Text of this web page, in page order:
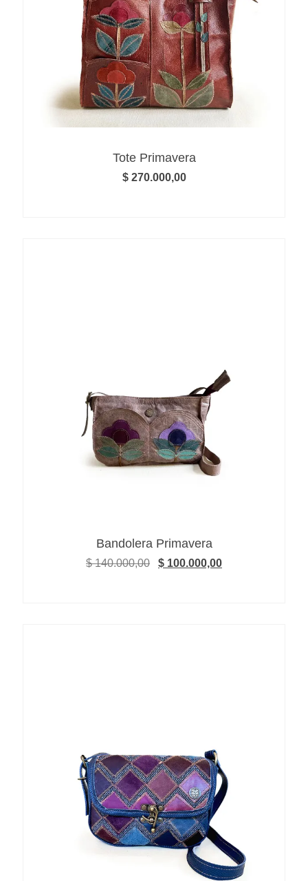
Tote Primavera
$270.000,00
Bandolera Primavera
$140.000,00 $ 100.000,00